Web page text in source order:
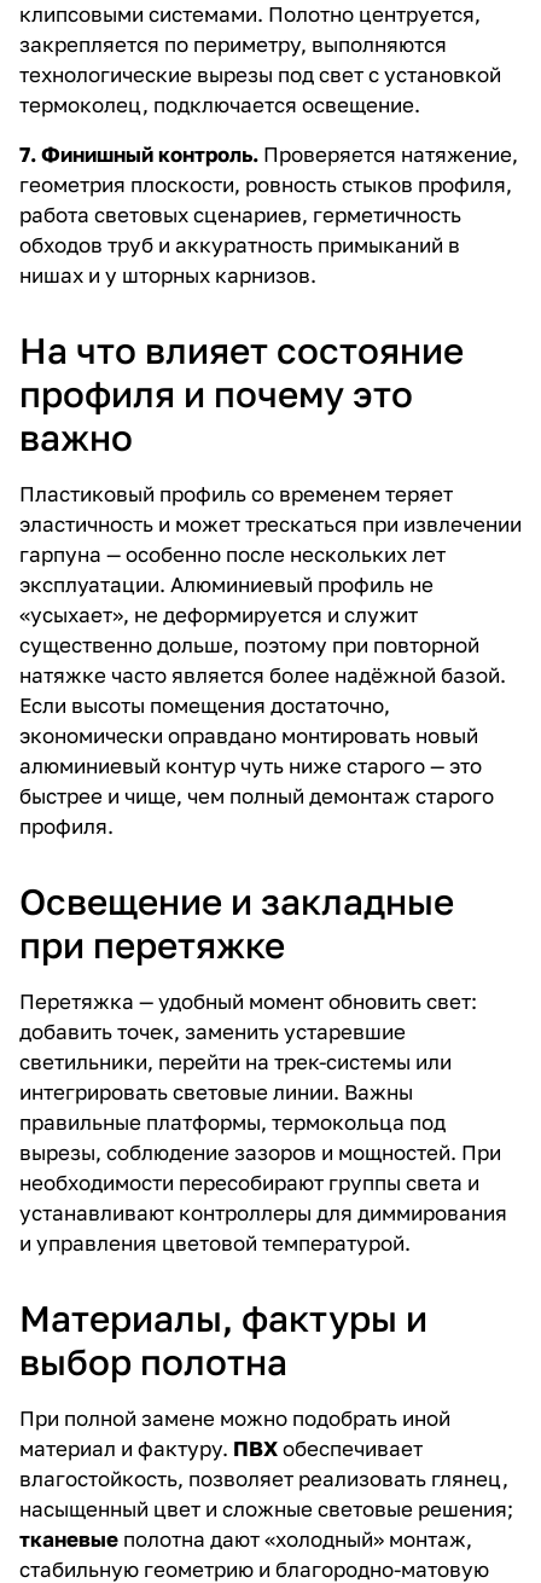
клипсовыми системами. Полотно центруется,
закрепляется по периметру, выполняются
технологические вырезы под свет с установкой
термоколец, подключается освещение.
7. Финишный контроль. Проверяется натяжение,
геометрия плоскости, ровность стыков профиля,
работа световых сценариев, герметичность
обходов труб и аккуратность примыканий в
нишах и у шторных карнизов.
На что влияет состояние
профиля и почему это
важно
Пластиковый профиль со временем теряет
эластичность и может трескаться при извлечении
гарпуна — особенно после нескольких лет
эксплуатации. Алюминиевый профиль не
«усыхает», не деформируется и служит
существенно дольше, поэтому при повторной
натяжке часто является более надёжной базой.
Если высоты помещения достаточно,
экономически оправдано монтировать новый
алюминиевый контур чуть ниже старого — это
быстрее и чище, чем полный демонтаж старого
профиля.
Освещение и закладные
при перетяжке
Перетяжка — удобный момент обновить свет:
добавить точек, заменить устаревшие
светильники, перейти на трек-системы или
интегрировать световые линии. Важны
правильные платформы, термокольца под
вырезы, соблюдение зазоров и мощностей. При
необходимости пересобирают группы света и
устанавливают контроллеры для диммирования
и управления цветовой температурой.
Материалы, фактуры и
выбор полотна
При полной замене можно подобрать иной
материал и фактуру. ПВХобеспечивает
влагостойкость, позволяет реализовать глянец,
насыщенный цвет и сложные световые решения;
тканевые полотна дают «холодный» монтаж,
стабильную геометрию и благородно-матовую